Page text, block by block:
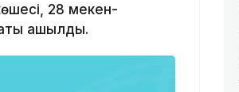
28 мекен-
ашылды.